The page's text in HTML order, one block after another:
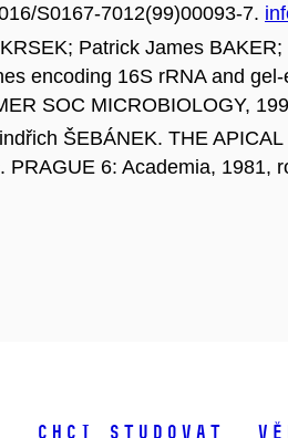
S0167-7012(99)00093-7.
Patrick James
encoding 16S rRNA and
SOC MICROBIOLOGY,
ŠEBÁNEK. THE
. PRAGUE 6: Academia, 1981,
Chci studovat